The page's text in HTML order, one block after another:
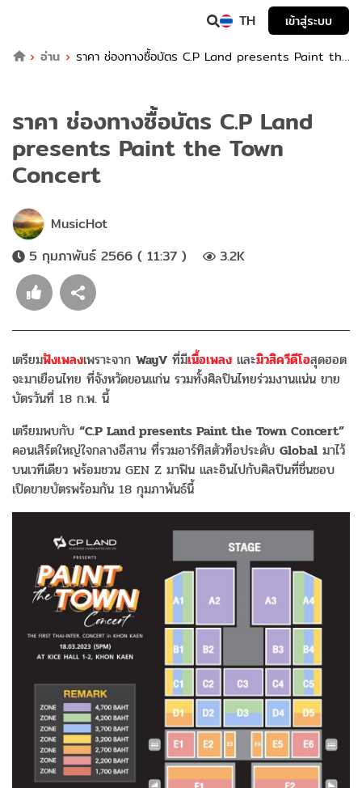
TH
เข้าสู่ระบบ
อ่าน
ราคา ช่องทางซื้อบัตร C.P Land presents Paint the
ราคา ช่องทางซื้อบัตร C.P Land
presents Paint the Town
Concert
MusicHot
5 กุมภาพันธ์ 2566 ( 11:37 )
3.2K
เตรียมฟังเพลงเพราะจาก WayV ที่มีเนื้อเพลง และมิวสิควีดีโอสุดฮอต
จะมาเยือนไทย ที่จังหวัดขอนแก่น รวมทั้งศิลปินไทยร่วมงานแน่น ขาย
บัตรวันที่ 18 ก.พ. นี้
เตรียมพบกับ “C.P Land presents Paint the Town Concert”
คอนเสิร์ตใหญ่ใจกลางอีสาน ที่รวมอาร์ทิสตัวท็อประดับ Global มาไว้
บนเวทีเดียว พร้อมชวน GEN Z มาฟิน และอินไปกับศิลปินที่ชื่นชอบ
เปิดขายบัตรพร้อมกัน 18 กุมภาพันธ์นี้